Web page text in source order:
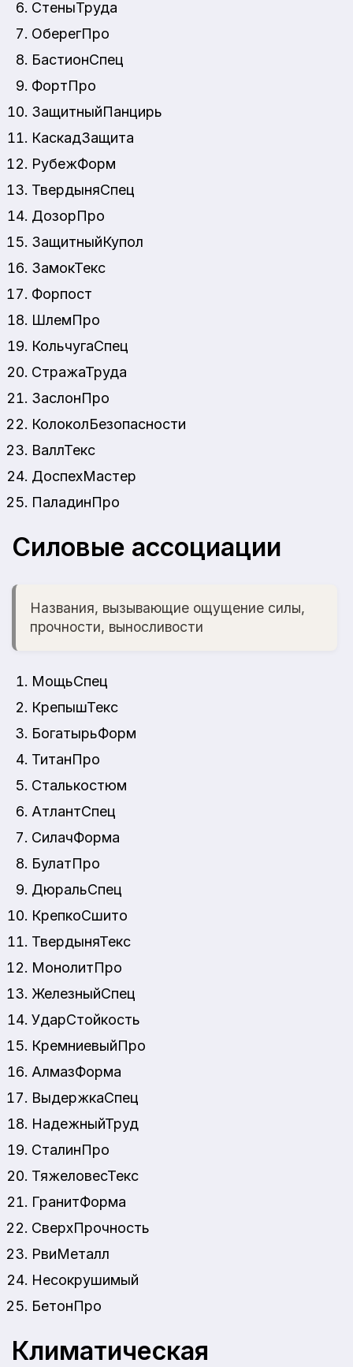
СтеныТруда
ОберегПро
БастионСпец
ФортПро
ЗащитныйПанцирь
КаскадЗащита
РубежФорм
ТвердыняСпец
ДозорПро
ЗащитныйКупол
ЗамокТекс
Форпост
ШлемПро
КольчугаСпец
СтражаТруда
ЗаслонПро
КолоколБезопасности
ВаллТекс
ДоспехМастер
ПаладинПро
Силовые ассоциации
Названия, вызывающие ощущение силы,
прочности, выносливости
МощьСпец
КрепышТекс
БогатырьФорм
ТитанПро
Сталькостюм
АтлантСпец
СилачФорма
БулатПро
ДюральСпец
КрепкоСшито
ТвердыняТекс
МонолитПро
ЖелезныйСпец
УдарСтойкость
КремниевыйПро
АлмазФорма
ВыдержкаСпец
НадежныйТруд
СталинПро
ТяжеловесТекс
ГранитФорма
СверхПрочность
РвиМеталл
Несокрушимый
БетонПро
Климатическая